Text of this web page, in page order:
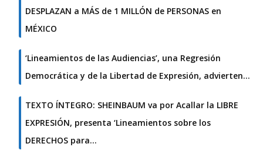
DESPLAZAN a MÁS de 1 MILLÓN de PERSONAS en
MÉXICO
‘Lineamientos de las Audiencias’, una Regresión
Democrática y de la Libertad de Expresión, advierten…
TEXTO ÍNTEGRO: SHEINBAUM va por Acallar la LIBRE
EXPRESIÓN, presenta ‘Lineamientos sobre los
DERECHOS para…